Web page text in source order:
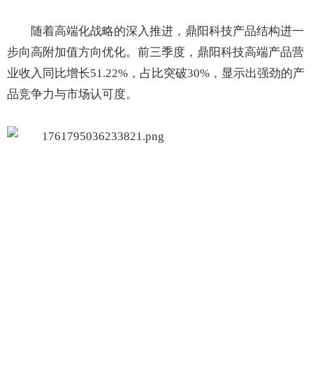
随着高端化战略的深入推进，鼎阳科技产品结构进一
步向高附加值方向优化。前三季度，鼎阳科技高端产品营
业收入同比增长51.22%，占比突破30%，显示出强劲的产
品竞争力与市场认可度。